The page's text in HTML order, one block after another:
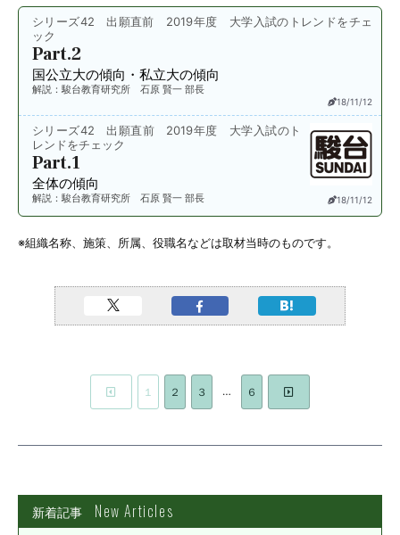
シリーズ42 出願直前 2019年度 大学入試のトレンドをチェ
ック
Part.2
国公立大の傾向・私立大の傾向
解説：駿台教育研究所 石原 賢一 部長
18/11/12
18/11/12
シリーズ42 出願直前 2019年度 大学入試のト
レンドをチェック
Part.1
全体の傾向
解説：駿台教育研究所 石原 賢一 部長
※組織名称、施策、所属、役職名などは取材当時のものです。
１ ２ ３ … ６
新着記事 New Articles